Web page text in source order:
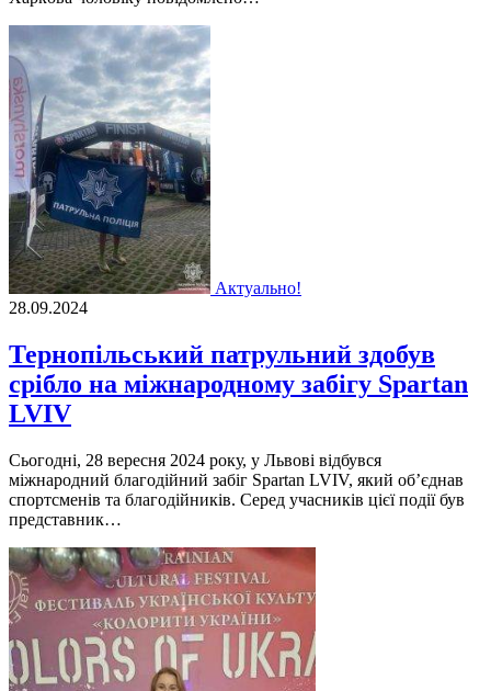
Актуально!
28.09.2024
Тернопільський патрульний здобув
срібло на міжнародному забігу Spartan
LVIV
Сьогодні, 28 вересня 2024 року, у Львові відбувся
міжнародний благодійний забіг Spartan LVIV, який об’єднав
спортсменів та благодійників. Серед учасників цієї події був
представник…